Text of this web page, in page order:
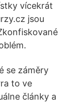
vícekrát
jsou
se záměry
to ve
články a